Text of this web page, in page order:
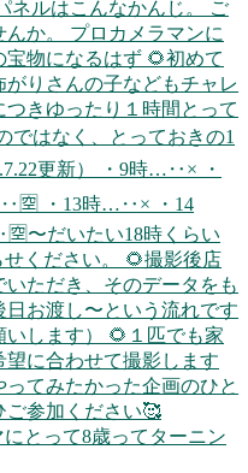
にとって8歳ってターニン